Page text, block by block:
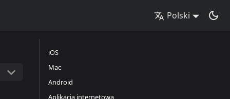
Polski
iOS
Mac
Android
Aplikacja internetowa